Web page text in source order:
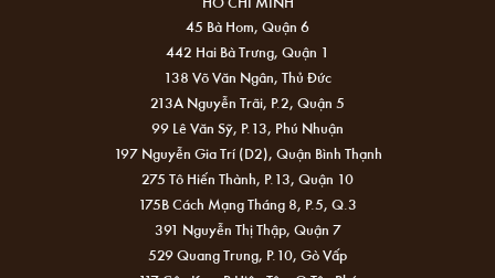
45 Bà Hom, Quận 6
442 Hai Bà Trưng, Quận 1
138 Võ Văn Ngân, Thủ Đức
213A Nguyễn Trãi, P.2, Quận 5
99 Lê Văn Sỹ, P.13, Phú Nhuận
197 Nguyễn Gia Trí (D2), Quận Bình Thạnh
275 Tô Hiến Thành, P.13, Quận 10
175B Cách Mạng Tháng 8, P.5, Q.3
391 Nguyễn Thị Thập, Quận 7
529 Quang Trung, P.10, Gò Vấp